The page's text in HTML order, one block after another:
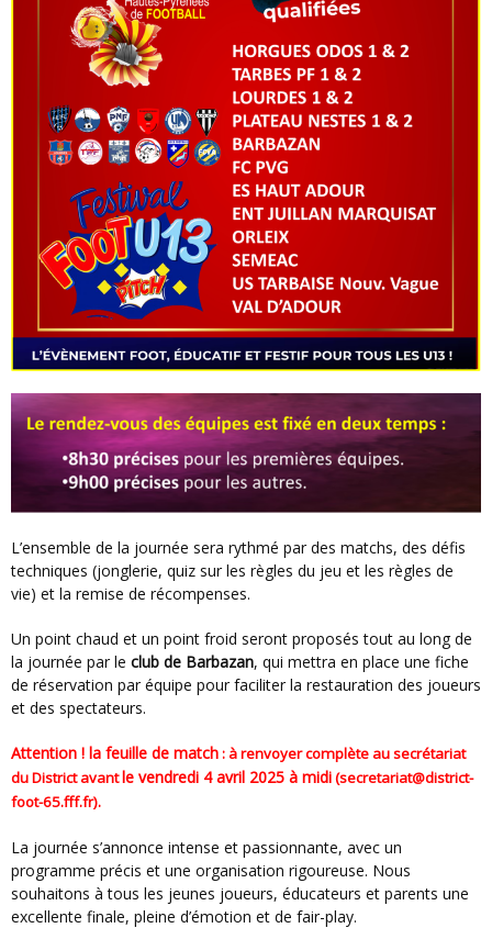
L’ensemble de la journée sera rythmé par des matchs, des défis
techniques (jonglerie, quiz sur les règles du jeu et les règles de
vie) et la remise de récompenses.
Un point chaud et un point froid seront proposés tout au long de
la journée par le club de Barbazan, qui mettra en place une fiche
de réservation par équipe pour faciliter la restauration des joueurs
et des spectateurs.
Attention ! la feuille de match: à renvoyer complète au secrétariat
du District avantle vendredi 4 avril 2025 à midi(secretariat@district-
foot-65.fff.fr).
La journée s’annonce intense et passionnante, avec un
programme précis et une organisation rigoureuse. Nous
souhaitons à tous les jeunes joueurs, éducateurs et parents une
excellente finale, pleine d’émotion et de fair-play.